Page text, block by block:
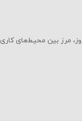
مرز بین محیط‌های کاری